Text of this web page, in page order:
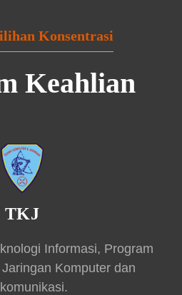
Konsentrasi
Keahlian
TKJ
Informasi, Program
Komputer dan